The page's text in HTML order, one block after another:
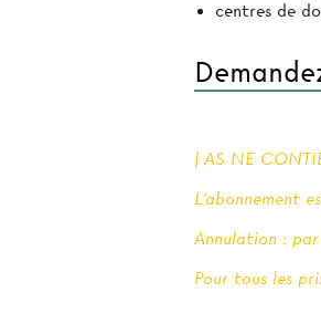
centres de
| AS NE
L'abonnement
Annulation :
Pour tous les